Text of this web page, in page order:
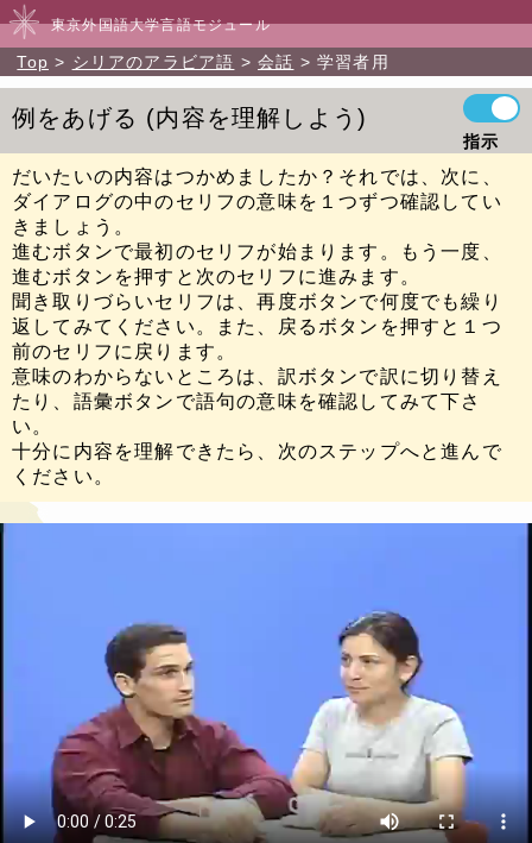
東京外国語大学言語モジュール
Top シリアのアラビア語 会話 学習者用
例をあげる 内容を理解しよう
指示
だいたいの内容はつかめましたか？それでは、次に、
ダイアログの中のセリフの意味を１つずつ確認してい
きましょう。
進むボタンで最初のセリフが始まります。もう一度、
進むボタンを押すと次のセリフに進みます。
聞き取りづらいセリフは、再度ボタンで何度でも繰り
返してみてください。また、戻るボタンを押すと１つ
前のセリフに戻ります。
意味のわからないところは、訳ボタンで訳に切り替え
たり、語彙ボタンで語句の意味を確認してみて下さ
い。
十分に内容を理解できたら、次のステップへと進んで
ください。